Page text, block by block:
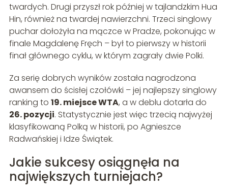
twardych. Drugi przyszł rok później w tajlandzkim Hua
Hin, również na twardej nawierzchni. Trzeci singlowy
puchar dołożyła na mączce w Pradze, pokonując w
finale Magdalenę Fręch – był to pierwszy w historii
finał głównego cyklu, w którym zagrały dwie Polki.
Za serię dobrych wyników została nagrodzona
awansem do ścisłej czołówki – jej najlepszy singlowy
ranking to 19. miejsce WTA, a w deblu dotarła do
26. pozycji. Statystycznie jest więc trzecią najwyżej
klasyfikowaną Polką w historii, po Agnieszce
Radwańskiej i Idze Świątek.
Jakie sukcesy osiągnęła na
największych turniejach?